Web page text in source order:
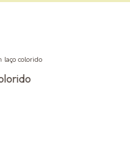
laço colorido